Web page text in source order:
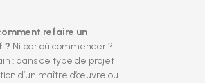
refaire un
? Ni par où commencer ?
: dans ce type de projet
d’un maître d’œuvre ou